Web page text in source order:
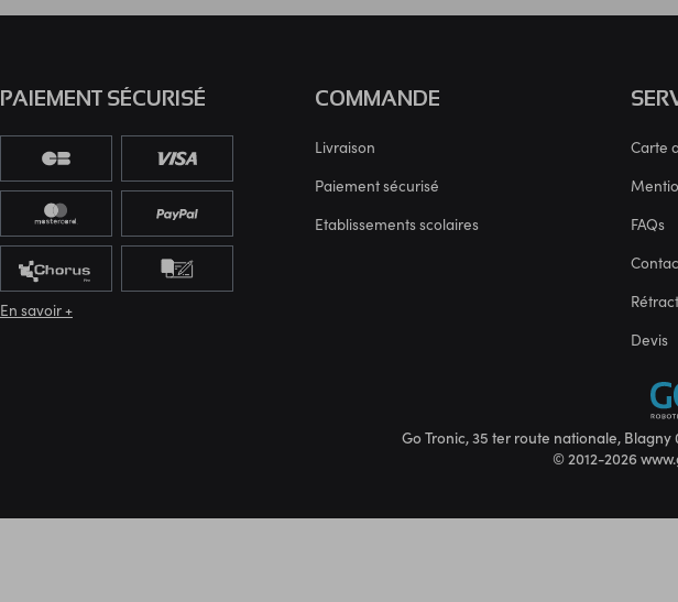
COMMANDE
Livraison
Paiement sécurisé
Etablissements scolaires
Carte
FAQs
Devis
PAIEMENT SÉCURISÉ
En savoir +
Go Tronic, 35 ter route nationale, Blagny
© 2012-2026